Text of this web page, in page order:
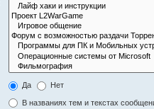
Да Нет
В названиях тем и текстах